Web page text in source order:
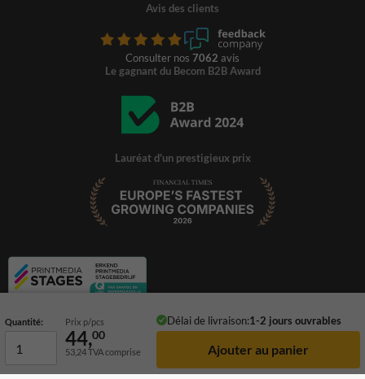
Quantité: Prix p/pcs Délai de livraison:1-2 jours ouvrables
44,00
53,24TVA comprise
Avis des clients
Consulter nos 7062 avis
Le gagnant du Becom B2B Award
Lauréat d'un prestigieux prix
© 2026 TrafficSupply. Tous droits réservés.